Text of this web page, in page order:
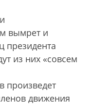
вымрет и
президента
из них «совсем
произведет
движения